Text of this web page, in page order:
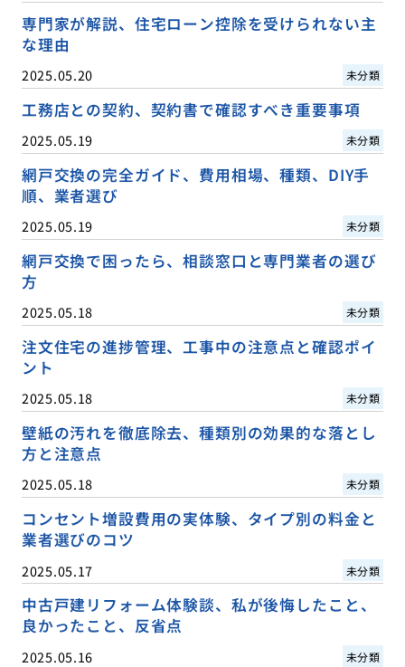
専門家が解説、住宅ローン控除を受けられない主
な理由
2025.05.20 未分類
工務店との契約、契約書で確認すべき重要事項
2025.05.19 未分類
網戸交換の完全ガイド、費用相場、種類、DIY手
順、業者選び
2025.05.19 未分類
網戸交換で困ったら、相談窓口と専門業者の選び
方
2025.05.18 未分類
注文住宅の進捗管理、工事中の注意点と確認ポイ
ント
2025.05.18 未分類
壁紙の汚れを徹底除去、種類別の効果的な落とし
方と注意点
2025.05.18 未分類
コンセント増設費用の実体験、タイプ別の料金と
業者選びのコツ
2025.05.17 未分類
中古戸建リフォーム体験談、私が後悔したこと、
良かったこと、反省点
2025.05.16 未分類